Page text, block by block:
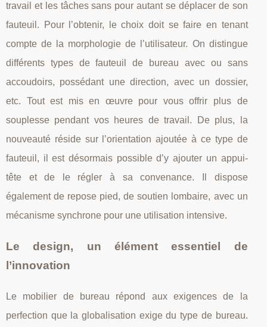
travail et les tâches sans pour autant se déplacer de son
fauteuil. Pour l’obtenir, le choix doit se faire en tenant
compte de la morphologie de l’utilisateur. On distingue
différents types de fauteuil de bureau avec ou sans
accoudoirs, possédant une direction, avec un dossier,
etc. Tout est mis en œuvre pour vous offrir plus de
souplesse pendant vos heures de travail. De plus, la
nouveauté réside sur l’orientation ajoutée à ce type de
fauteuil, il est désormais possible d’y ajouter un appui-
tête et de le régler à sa convenance. Il dispose
également de repose pied, de soutien lombaire, avec un
mécanisme synchrone pour une utilisation intensive.
Le design, un élément essentiel de
l’innovation
Le mobilier de bureau répond aux exigences de la
perfection que la globalisation exige du type de bureau.